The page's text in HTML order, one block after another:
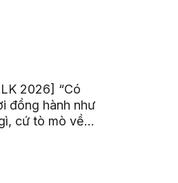
2026] “Có
đồng hành như
cứ tò mò về